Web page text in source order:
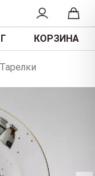
КОРЗИНА
Тарелки